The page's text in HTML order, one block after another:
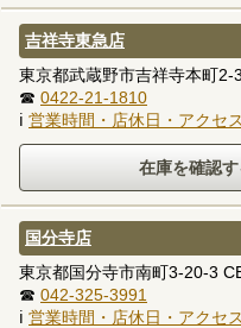
吉祥寺東急店
東京都武蔵野市吉祥寺本町
☎ 0422-21-1810
ℹ 営業時間・店休日・アクセ
国分寺店
東京都国分寺市南町3-20-3
☎ 042-325-3991
ℹ 営業時間・店休日・アクセ